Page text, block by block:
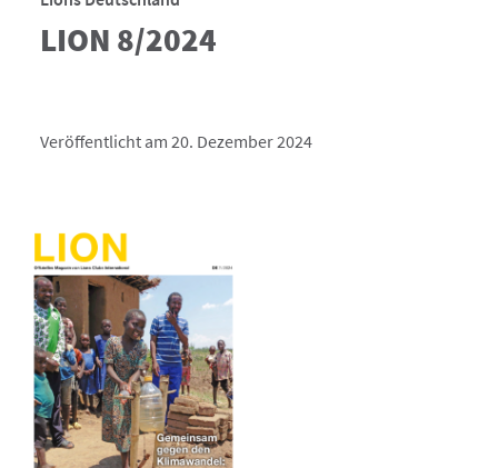
LION 8/2024
Veröffentlicht am 20. Dezember 2024